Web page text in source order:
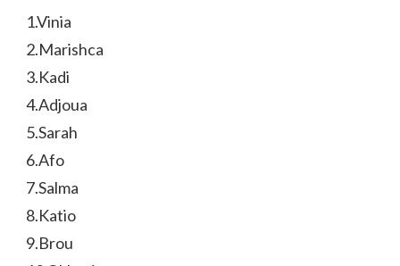
1.Vinia
2.Marishca
3.Kadi
4.Adjoua
5.Sarah
6.Afo
7.Salma
8.Katio
9.Brou